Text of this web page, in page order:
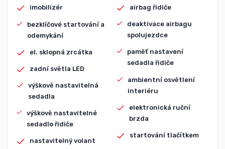
imobilizér
bezklíčové startování a
odemykání
el. sklopná zrcátka
zadní světla LED
výškově nastavitelná
sedadla
výškově nastavitelné
sedadlo řidiče
nastavitelný volant
airbag řidiče
deaktivace airbagu
spolujezdce
paměť nastavení
sedadla řidiče
ambientní osvětlení
interiéru
elektronická ruční
brzda
startování tlačítkem